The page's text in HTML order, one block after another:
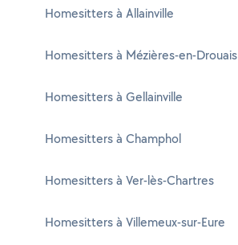
Homesitters à Allainville
Homesitters à Mézières-en-Drouais
Homesitters à Gellainville
Homesitters à Champhol
Homesitters à Ver-lès-Chartres
Homesitters à Villemeux-sur-Eure